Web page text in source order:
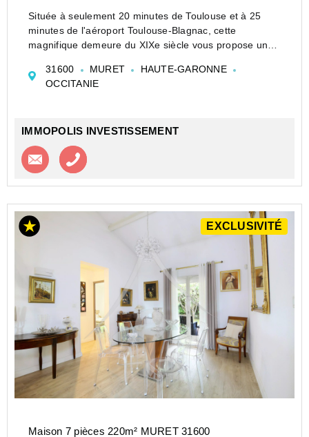
Située à seulement 20 minutes de Toulouse et à 25
minutes de l'aéroport Toulouse-Blagnac, cette
magnifique demeure du XIXe siècle vous propose un
et potentiel de développement exceptionnel. Le tout, ...
31600 MURET
HAUTE-GARONNE
OCCITANIE
IMMOPOLIS INVESTISSEMENT
Contacter l'agence
EXCLUSIVITÉ
Maison 7 pièces 220m² MURET 31600